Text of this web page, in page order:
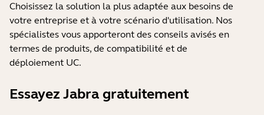
Choisissez la solution la plus adaptée aux besoins de
votre entreprise et à votre scénario d'utilisation. Nos
spécialistes vous apporteront des conseils avisés en
termes de produits, de compatibilité et de
déploiement UC.
Essayez Jabra gratuitement